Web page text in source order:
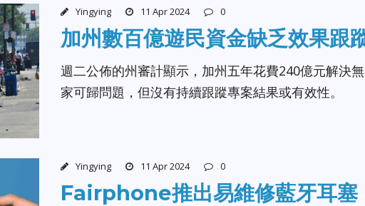
Yingying 11 Apr 2024 0
加州數百億遊民資金缺乏效果跟
週二公佈的州審計顯示，加州五年花費240億元解決無
家可歸問題，但沒有持續跟蹤專案結果或有效性。
Yingying 11 Apr 2024 0
Fairphone推出易維修藍牙耳塞